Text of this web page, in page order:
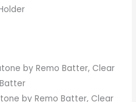
by Remo Batter, Clear
by Remo Batter, Clear